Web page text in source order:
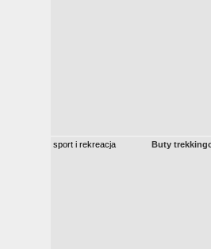
sport i rekreacja Buty